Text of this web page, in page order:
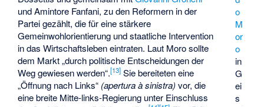
o
M
or
o
in
G
ei
s
und Amintore Fanfani, zu den Reformern in der
Partei gezählt, die für eine stärkere
Gemeinwohlorientierung und staatliche Intervention
in das Wirtschaftsleben eintraten. Laut Moro sollte
dem Markt „durch politische Entscheidungen der
Weg gewiesen werden“.[13] Sie bereiteten eine
„Öffnung nach Links“ (apertura à sinistra)vor, die
eine breite Mitte-links-Regierung unter Einschluss